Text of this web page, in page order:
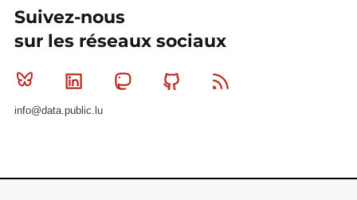
Suivez-nous
sur les réseaux sociaux
Bluesky Linkedin MastodonGithub
info@data.public.lu